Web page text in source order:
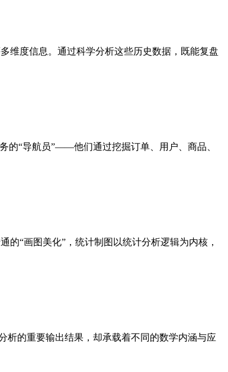
维度信息。通过科学分析这些历史数据，既能复盘
的“导航员”——他们通过挖掘订单、用户、商品、
的“画图美化”，统计制图以统计分析逻辑为内核，
析的重要输出结果，却承载着不同的数学内涵与应